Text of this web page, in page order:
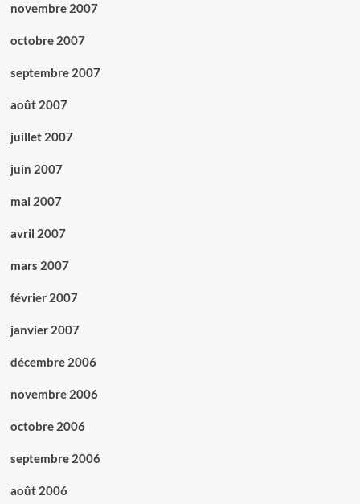
novembre 2007
octobre 2007
septembre 2007
août 2007
juillet 2007
juin 2007
mai 2007
avril 2007
mars 2007
février 2007
janvier 2007
décembre 2006
novembre 2006
octobre 2006
septembre 2006
août 2006